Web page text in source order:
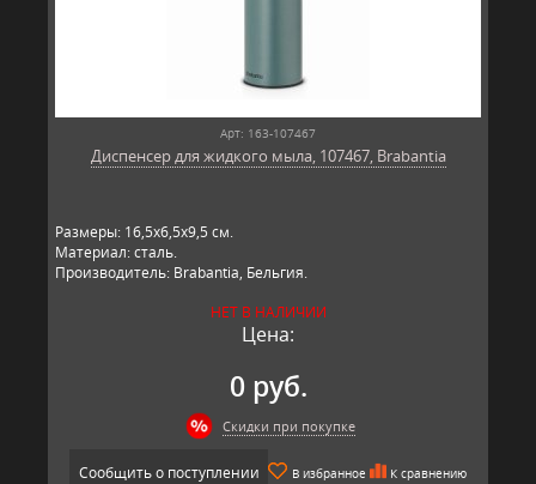
Арт: 163-107467
Диспенсер для жидкого мыла, 107467, Brabantia
Размеры: 16,5х6,5х9,5 см.
Материал: сталь.
Производитель: Brabantia, Бельгия.
НЕТ В НАЛИЧИИ
Цена:
0 руб.
Скидки при покупке
Сообщить о поступлении В избранное К сравнению